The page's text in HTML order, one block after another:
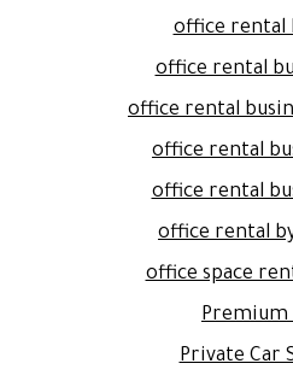
office rental
office rental
office rental
office rental
office rental
office rental
office space
Premium
Private Car